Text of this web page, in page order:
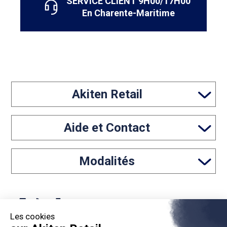
Les cookies
En Charente-Maritime
Akiten Retail
Aide et Contact
Modalités